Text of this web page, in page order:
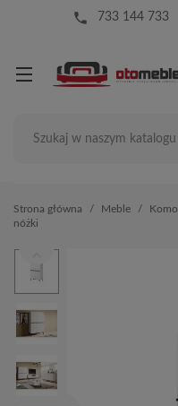
local_phone 733 144 733
Strona główna Meble
nóżki